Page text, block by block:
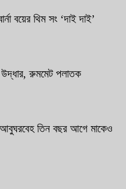
বয়ের থিম সং ‘দাই দাই’
উদ্ধার, রুমমেট পলাতক
আবুঘরবেহ তিন বছর আগে মাকেও